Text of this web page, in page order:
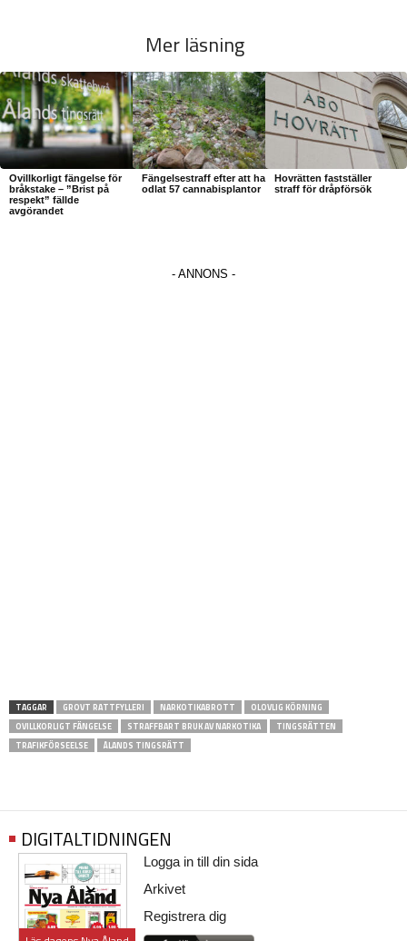
Mer läsning
Ovillkorligt fängelse för
bråkstake – ”Brist på
respekt” fällde
avgörandet
Fängelsestraff efter att ha
odlat 57 cannabisplantor
Hovrätten fastställer
straff för dråpförsök
TAGGAR GROVT RATTFYLLERI NARKOTIKABROTT
OLOVLIG KÖRNING
OVILLKORLIGT FÄNGELSE
STRAFFBART BRUK AV NARKOTIKA
TINGSRÄTTEN
TRAFIKFÖRSEELSE
ÅLANDS TINGSRÄTT
DIGITALTIDNINGEN
Logga in till din sida
Arkivet
Registrera dig